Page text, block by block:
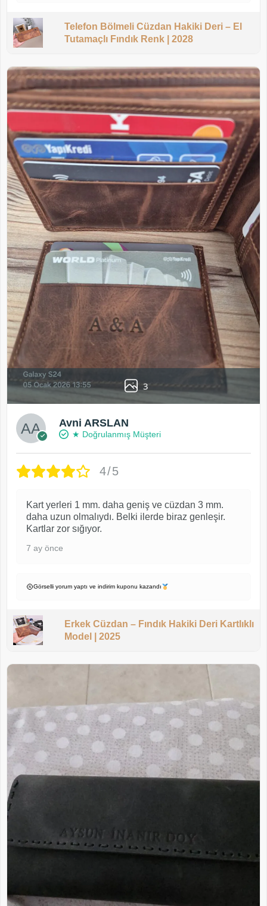
Telefon Bölmeli Cüzdan Hakiki Deri – El
Tutamaçlı Fındık Renk | 2028
3
Avni ARSLAN
★ Doğrulanmış Müşteri
4/5
Kart yerleri 1 mm. daha geniş ve cüzdan 3 mm.
daha uzun olmalıydı. Belki ilerde biraz genleşir.
Kartlar zor sığıyor.
7 ay önce
Görselli yorum yaptı ve indirim kuponu kazandı
Erkek Cüzdan – Fındık Hakiki Deri Kartlıklı
Model | 2025